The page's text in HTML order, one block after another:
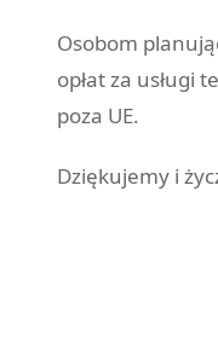
Osobom
opłat za usługi
poza UE.
Dziękujemy i